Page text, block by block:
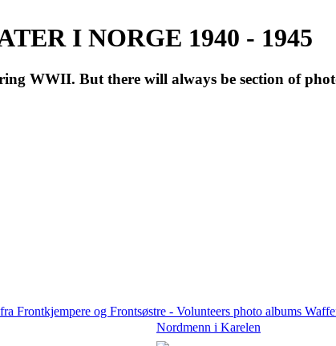
I NORGE 1940 - 1945
WWII. But there will always be section of
Frontkjempere og Frontsøstre - Volunteers photo albums
Nordmenn i Karelen